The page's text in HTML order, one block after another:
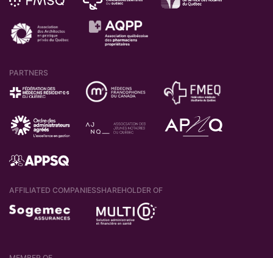
PARTNERS
AFFILIATED COMPANIESSHAREHOLDER OF